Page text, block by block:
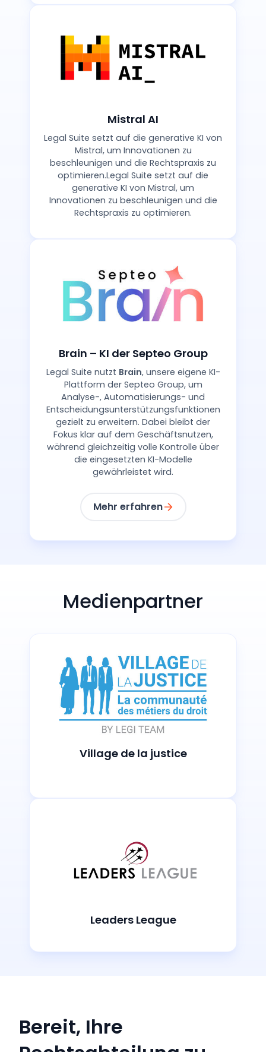
Mistral AI
Legal Suite setzt auf die generative KI von
Mistral, um Innovationen zu
beschleunigen und die Rechtspraxis zu
optimieren.Legal Suite setzt auf die
generative KI von Mistral, um
Innovationen zu beschleunigen und die
Rechtspraxis zu optimieren.
Brain – KI der Septeo Group
Legal Suite nutzt Brain, unsere eigene KI-
Plattform der Septeo Group, um
Analyse-, Automatisierungs- und
Entscheidungsunterstützungsfunktionen
gezielt zu erweitern. Dabei bleibt der
Fokus klar auf dem Geschäftsnutzen,
während gleichzeitig volle Kontrolle über
die eingesetzten KI-Modelle
gewährleistet wird.
Mehr erfahren
Medienpartner
Village de la justice
Leaders League
Bereit, Ihre